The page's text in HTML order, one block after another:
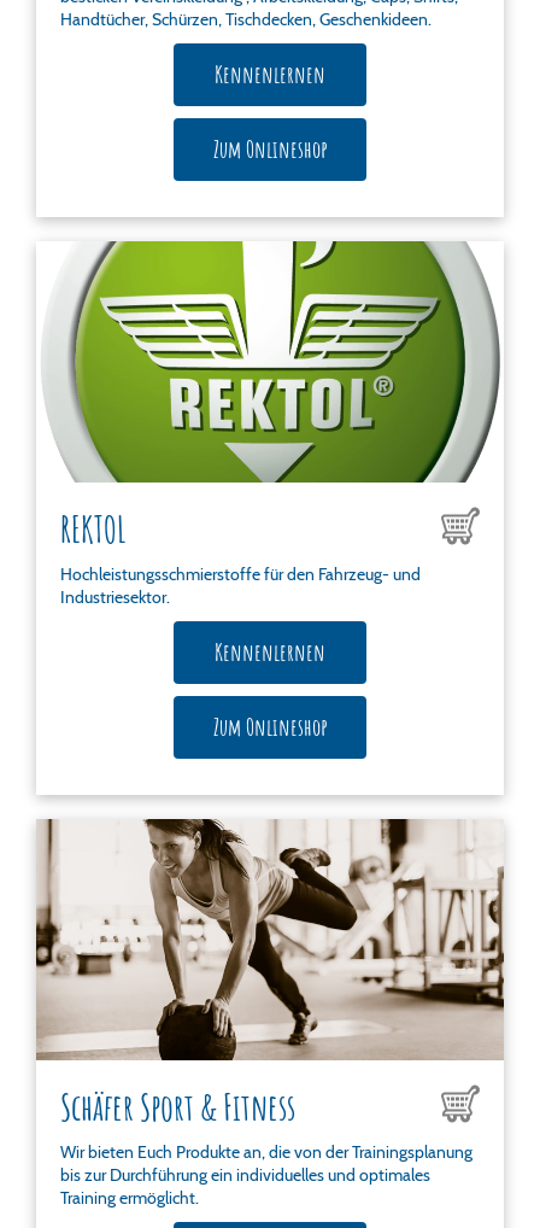
Handtücher, Schürzen, Tischdecken, Geschenkideen.
Kennenlernen
Zum Onlineshop
REKTOL
Hochleistungsschmierstoffe für den Fahrzeug- und
Industriesektor.
Kennenlernen
Zum Onlineshop
Schäfer Sport & Fitness
Wir bieten Euch Produkte an, die von der Trainingsplanung
bis zur Durchführung ein individuelles und optimales
Training ermöglicht.